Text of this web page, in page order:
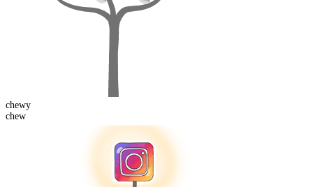
chewy
chew